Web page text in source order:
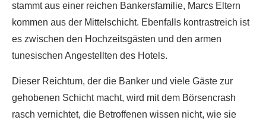
stammt aus einer reichen Bankersfamilie, Marcs Eltern
kommen aus der Mittelschicht. Ebenfalls kontrastreich ist
es zwischen den Hochzeitsgästen und den armen
tunesischen Angestellten des Hotels.
Dieser Reichtum, der die Banker und viele Gäste zur
gehobenen Schicht macht, wird mit dem Börsencrash
rasch vernichtet, die Betroffenen wissen nicht, wie sie